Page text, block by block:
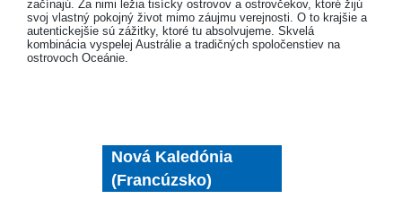
začínajú. Za nimi ležia tisícky ostrovov a ostrovčekov, ktoré žijú
svoj vlastný pokojný život mimo záujmu verejnosti. O to krajšie a
autentickejšie sú zážitky, ktoré tu absolvujeme. Skvelá
kombinácia vyspelej Austrálie a tradičných spoločenstiev na
ostrovoch Oceánie.
Nová Kaledónia
(Francúzsko)